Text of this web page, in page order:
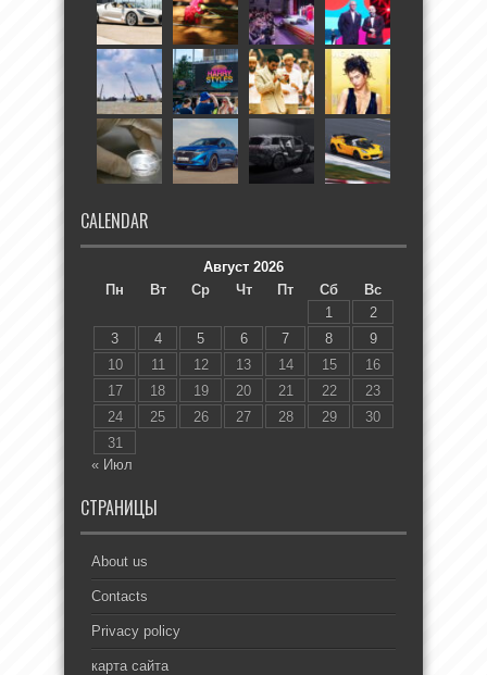
CALENDAR
Август 2026
Пн
Вт Ср Чт Пт Сб
Вс
1
2
3
4 5 6 7 8
9
10
11 12 13 14 15
16
17
18 19 20 21 22
23
24
25 26 27 28 29
30
31
« Июл
СТРАНИЦЫ
About us
Contacts
Privacy policy
карта сайта